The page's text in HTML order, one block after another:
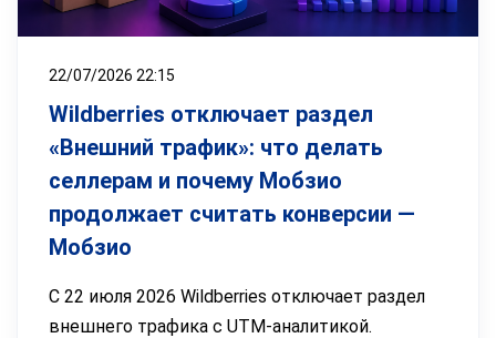
22/07/2026 22:15
Wildberries отключает раздел
«Внешний трафик»: что делать
селлерам и почему Мобзио
продолжает считать конверсии —
Мобзио
С 22 июля 2026 Wildberries отключает раздел
внешнего трафика с UTM-аналитикой.